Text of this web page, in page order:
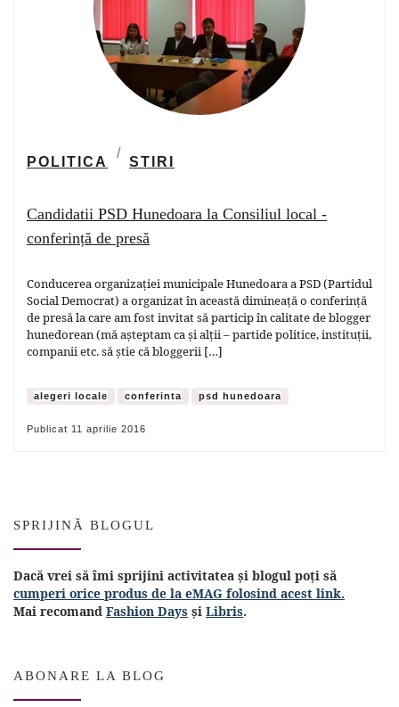
POLITICA STIRI
Candidatii PSD Hunedoara la Consiliul local -
conferință de presă
Conducerea organizației municipale Hunedoara a PSD (Partidul
Social Democrat) a organizat în această dimineață o conferință
de presă la care am fost invitat să particip în calitate de blogger
hunedorean (mă așteptam ca și alții – partide politice, instituții,
companii etc. să știe că bloggerii […]
alegeri locale conferinta psd hunedoara
Publicat 11 aprilie 2016
SPRIJINĂ BLOGUL
Dacă vrei să îmi sprijini activitatea și blogul poți să
cumperi orice produs de la eMAG folosind acest link.
Mai recomand Fashion Days și Libris.
ABONARE LA BLOG